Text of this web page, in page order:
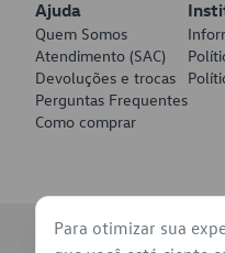
Ajuda
Quem Somos
Atendimento (SAC)
Devoluções e trocas
Perguntas Frequentes
Como comprar
Para otimizar sua